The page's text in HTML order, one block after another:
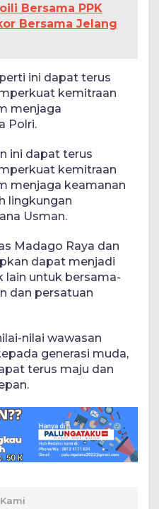
Bersama PPK
Bersama Jelang
ini dapat terus
kemitraan
menjaga
Polri.
ini dapat terus
kemitraan
menjaga keamanan
lingkungan
Usman.
Madago Raya dan
dapat menjadi
lain untuk bersama-
dan persatuan
nilai wawasan
generasi muda,
terus maju dan